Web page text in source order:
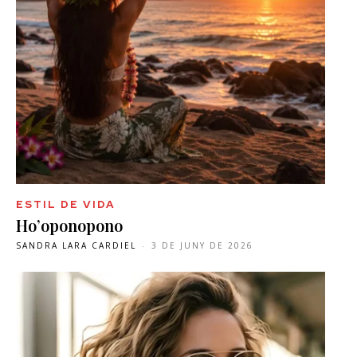
ESTIL DE VIDA
Ho’oponopono
SANDRA LARA CARDIEL - 3 DE JUNY DE 2026